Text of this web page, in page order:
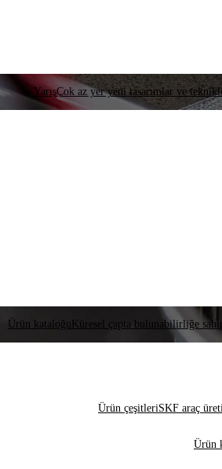
YarışÇok az yer yeni tasarımlar ve
Ürün kataloğu Küresel çapta bulunabilirliğe
Ürün çeşitleriSKF araç
Ürün